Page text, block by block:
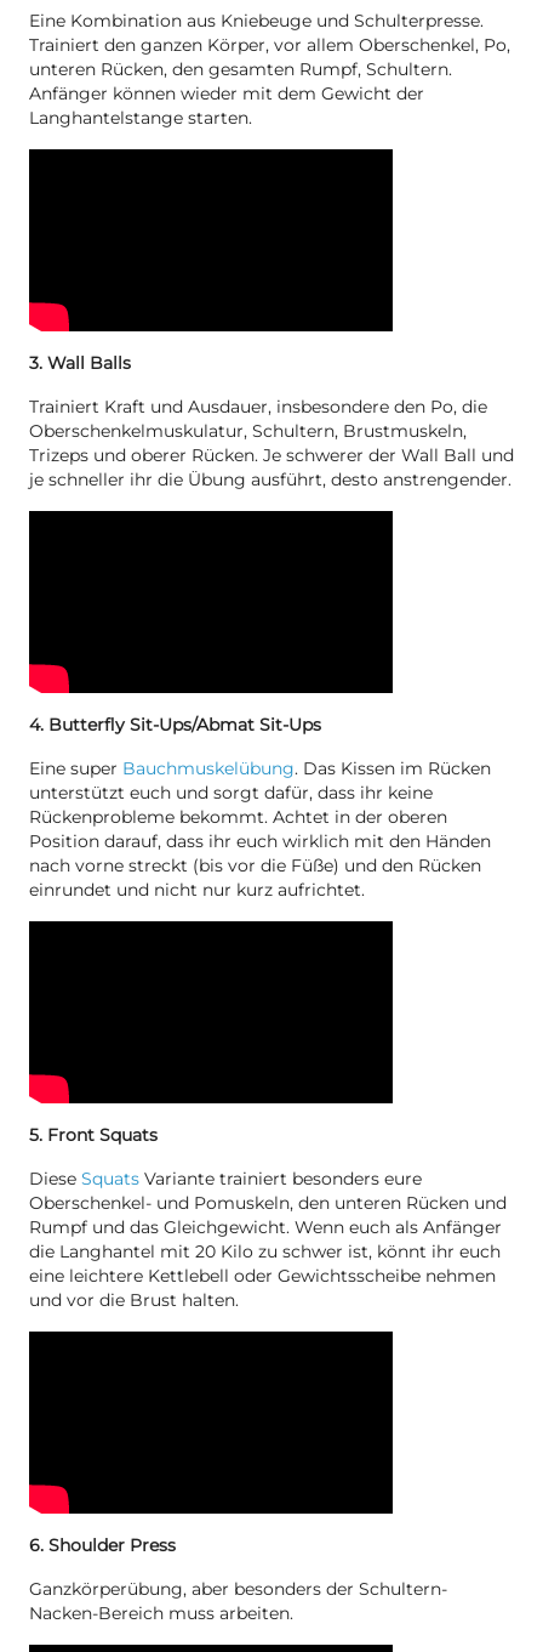
Eine Kombination aus Kniebeuge und Schulterpresse.
Trainiert den ganzen Körper, vor allem Oberschenkel, Po,
unteren Rücken, den gesamten Rumpf, Schultern.
Anfänger können wieder mit dem Gewicht der
Langhantelstange starten.
3. Wall Balls
Trainiert Kraft und Ausdauer, insbesondere den Po, die
Oberschenkelmuskulatur, Schultern, Brustmuskeln,
Trizeps und oberer Rücken. Je schwerer der Wall Ball und
je schneller ihr die Übung ausführt, desto anstrengender.
4. Butterfly Sit-Ups/Abmat Sit-Ups
Eine super Bauchmuskelübung. Das Kissen im Rücken
unterstützt euch und sorgt dafür, dass ihr keine
Rückenprobleme bekommt. Achtet in der oberen
Position darauf, dass ihr euch wirklich mit den Händen
nach vorne streckt (bis vor die Füße) und den Rücken
einrundet und nicht nur kurz aufrichtet.
5. Front Squats
Diese Squats Variante trainiert besonders eure
Oberschenkel- und Pomuskeln, den unteren Rücken und
Rumpf und das Gleichgewicht. Wenn euch als Anfänger
die Langhantel mit 20 Kilo zu schwer ist, könnt ihr euch
eine leichtere Kettlebell oder Gewichtsscheibe nehmen
und vor die Brust halten.
6. Shoulder Press
Ganzkörperübung, aber besonders der Schultern-
Nacken-Bereich muss arbeiten.